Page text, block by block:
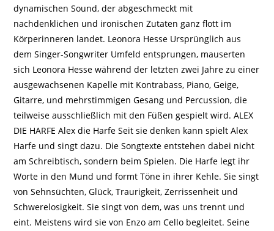
dynamischen Sound, der abgeschmeckt mit
nachdenklichen und ironischen Zutaten ganz flott im
Körperinneren landet. Leonora Hesse Ursprünglich aus
dem Singer-Songwriter Umfeld entsprungen, mauserten
sich Leonora Hesse während der letzten zwei Jahre zu einer
ausgewachsenen Kapelle mit Kontrabass, Piano, Geige,
Gitarre, und mehrstimmigen Gesang und Percussion, die
teilweise ausschließlich mit den Füßen gespielt wird. ALEX
DIE HARFE Alex die Harfe Seit sie denken kann spielt Alex
Harfe und singt dazu. Die Songtexte entstehen dabei nicht
am Schreibtisch, sondern beim Spielen. Die Harfe legt ihr
Worte in den Mund und formt Töne in ihrer Kehle. Sie singt
von Sehnsüchten, Glück, Traurigkeit, Zerrissenheit und
Schwerelosigkeit. Sie singt von dem, was uns trennt und
eint. Meistens wird sie von Enzo am Cello begleitet. Seine